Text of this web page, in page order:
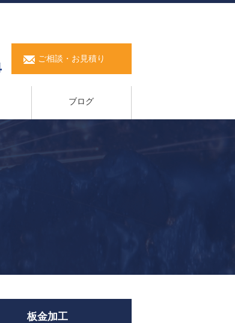
ご相談・お見積り
ブログ
板金加工